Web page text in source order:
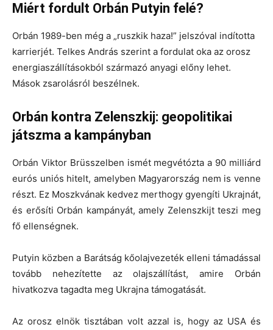
Miért fordult Orbán Putyin felé?
Orbán 1989-ben még a „ruszkik haza!” jelszóval indította
karrierjét. Telkes András szerint a fordulat oka az orosz
energiaszállításokból származó anyagi előny lehet.
Mások zsarolásról beszélnek.
Orbán kontra Zelenszkij: geopolitikai
játszma a kampányban
Orbán Viktor Brüsszelben ismét megvétózta a 90 milliárd
eurós uniós hitelt, amelyben Magyarország nem is venne
részt. Ez Moszkvának kedvez merthogy gyengíti Ukrajnát,
és erősíti Orbán kampányát, amely Zelenszkijt teszi meg
fő ellenségnek.
Putyin közben a Barátság kőolajvezeték elleni támadással
tovább nehezítette az olajszállítást, amire Orbán
hivatkozva tagadta meg Ukrajna támogatását.
Az orosz elnök tisztában volt azzal is, hogy az USA és